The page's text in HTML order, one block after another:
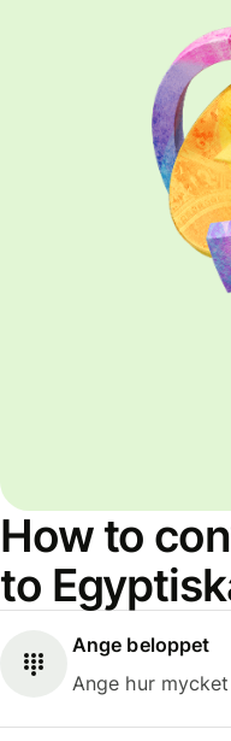
How to
to
Ange beloppet
Ange hur